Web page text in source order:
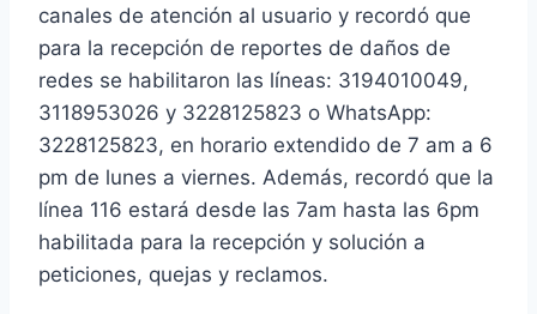
canales de atención al usuario y recordó que
para la recepción de reportes de daños de
redes se habilitaron las líneas: 3194010049,
3118953026 y 3228125823 o WhatsApp:
3228125823, en horario extendido de 7 am a 6
pm de lunes a viernes. Además, recordó que la
línea 116 estará desde las 7am hasta las 6pm
habilitada para la recepción y solución a
peticiones, quejas y reclamos.